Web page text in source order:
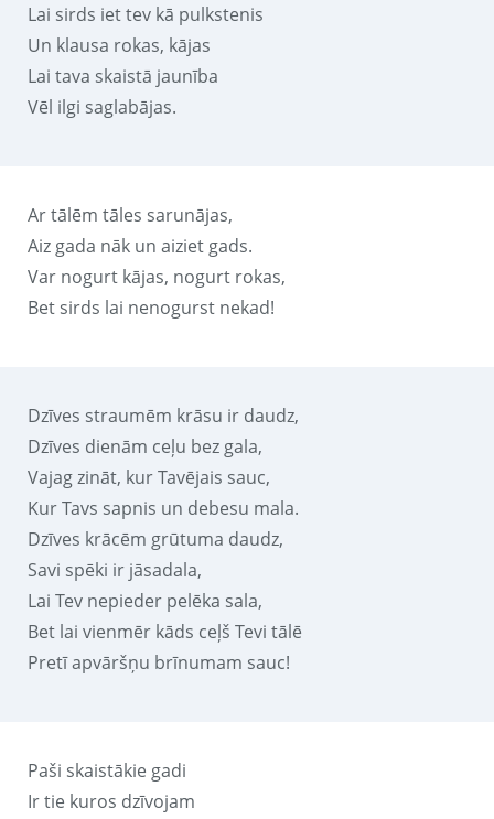
Lai sirds iet tev kā pulkstenis
Un klausa rokas, kājas
Lai tava skaistā jaunība
Vēl ilgi saglabājas.
Ar tālēm tāles sarunājas,
Aiz gada nāk un aiziet gads.
Var nogurt kājas, nogurt rokas,
Bet sirds lai nenogurst nekad!
Dzīves straumēm krāsu ir daudz,
Dzīves dienām ceļu bez gala,
Vajag zināt, kur Tavējais sauc,
Kur Tavs sapnis un debesu mala.
Dzīves krācēm grūtuma daudz,
Savi spēki ir jāsadala,
Lai Tev nepieder pelēka sala,
Bet lai vienmēr kāds ceļš Tevi tālē
Pretī apvāršņu brīnumam sauc!
Paši skaistākie gadi
Ir tie kuros dzīvojam